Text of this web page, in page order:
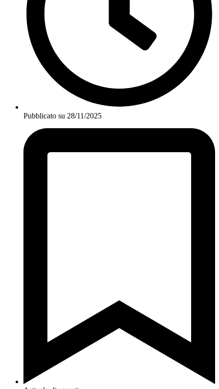
Pubblicato su 28/11/2025